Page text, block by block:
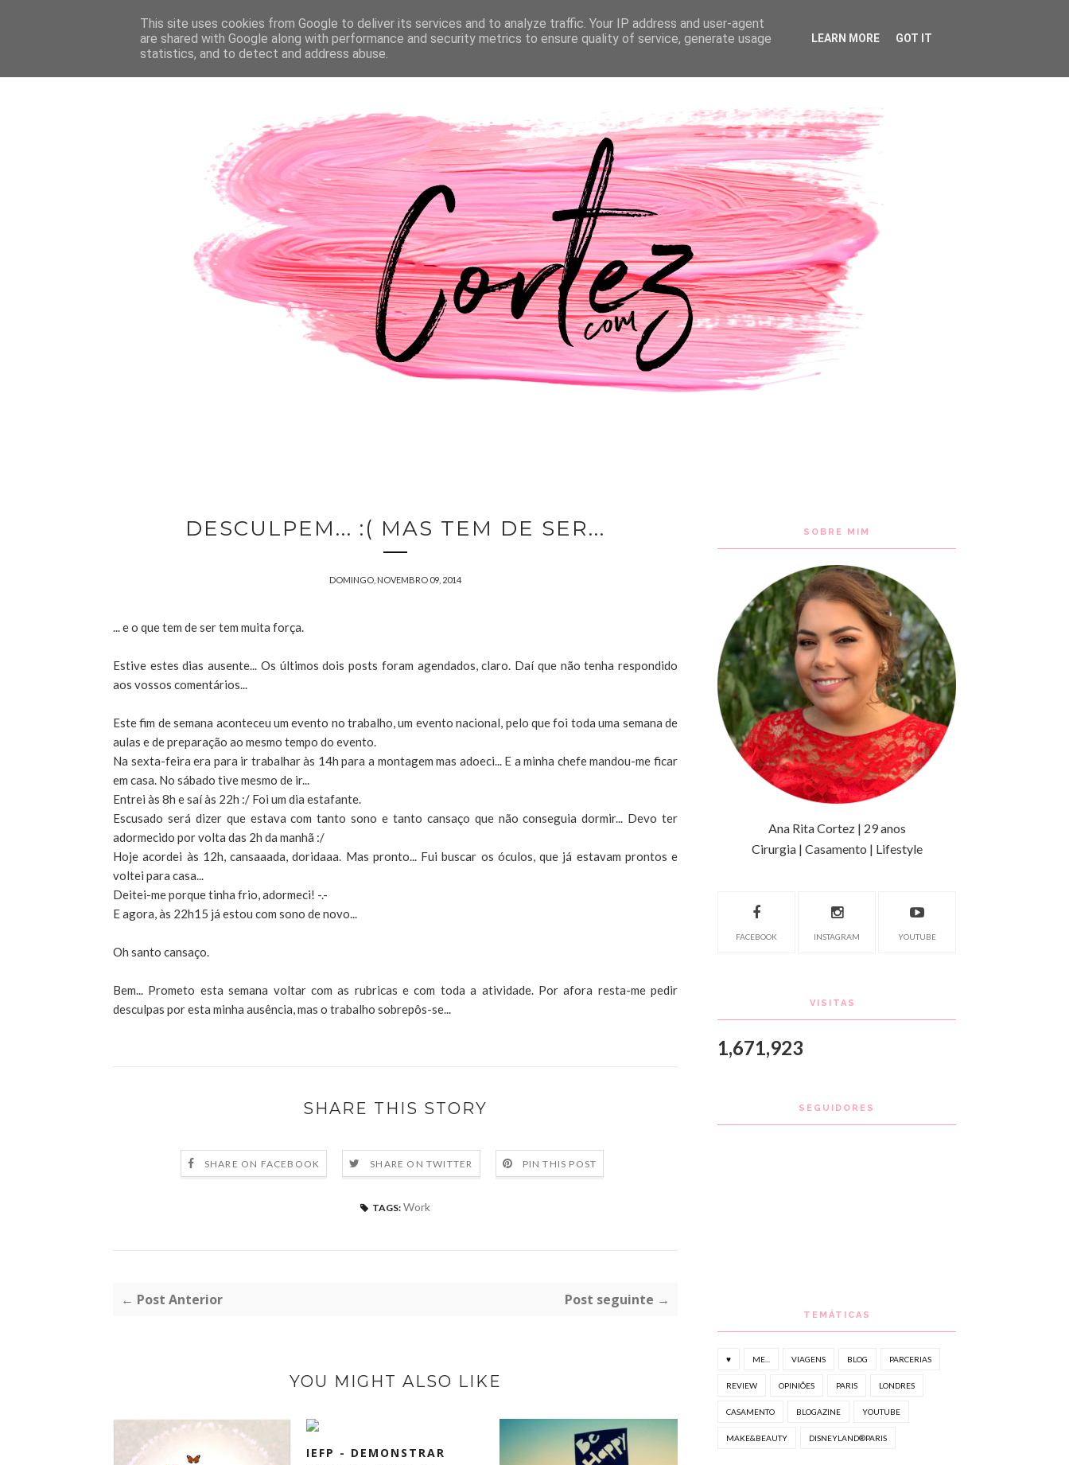
PÁGINA INICIAL SOBRE A AUTORA CONTACTOS PASSATEMPOS CASAMENTO
DESCULPEM... :( MAS TEM DE SER...
DOMINGO, NOVEMBRO 09, 2014
... e o que tem de ser tem muita força.
Estive estes dias ausente... Os últimos dois posts foram agendados, claro. Daí que não tenha respondido
aos vossos comentários...
Este fim de semana aconteceu um evento no trabalho, um evento nacional, pelo que foi toda uma semana de
aulas e de preparação ao mesmo tempo do evento.
Na sexta-feira era para ir trabalhar às 14h para a montagem mas adoeci... E a minha chefe mandou-me ficar
em casa. No sábado tive mesmo de ir...
Entrei às 8h e saí às 22h :/ Foi um dia estafante.
Escusado será dizer que estava com tanto sono e tanto cansaço que não conseguia dormir... Devo ter
adormecido por volta das 2h da manhã :/
Hoje acordei às 12h, cansaaada, doridaaa. Mas pronto... Fui buscar os óculos, que já estavam prontos e
voltei para casa...
Deitei-me porque tinha frio, adormeci! -.-
E agora, às 22h15 já estou com sono de novo...
Oh santo cansaço.
Bem... Prometo esta semana voltar com as rubricas e com toda a atividade. Por afora resta-me pedir
desculpas por esta minha ausência, mas o trabalho sobrepôs-se...
SHARE THIS STORY
SHARE ON FACEBOOK SHARE ON TWITTER PIN THIS POST
TAGS: Work
← Post Anterior Post seguinte →
YOU MIGHT ALSO LIKE
IEFP - DEMONSTRAR
SOBRE MIM
Ana Rita Cortez | 29 anos
Cirurgia | Casamento | Lifestyle
FACEBOOK INSTAGRAM YOUTUBE
VISITAS
1,671,923
SEGUIDORES
TEMÁTICAS
♥ ME... VIAGENS BLOG PARCERIAS
REVIEW OPINIÕES PARIS LONDRES
CASAMENTO BLOGAZINE YOUTUBE
MAKE&BEAUTY DISNEYLAND®PARIS
This site uses cookies from Google to deliver its services and to analyze traffic. Your IP address and user-agent
are shared with Google along with performance and security metrics to ensure quality of service, generate usage
statistics, and to detect and address abuse.
LEARN MORE GOT IT